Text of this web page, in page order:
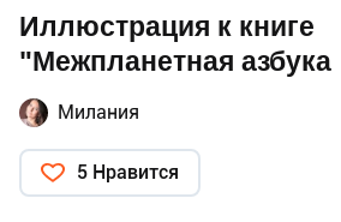
Иллюстрация к книге
"Межпланетная азбука
Милания
5 Нравится